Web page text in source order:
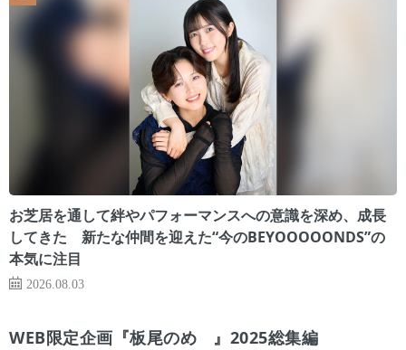
お芝居を通して絆やパフォーマンスへの意識を深め、成長
してきた 新たな仲間を迎えた“今のBEYOOOOONDS”の
本気に注目
2026.08.03
WEB限定企画『板尾のめ゙』2025総集編